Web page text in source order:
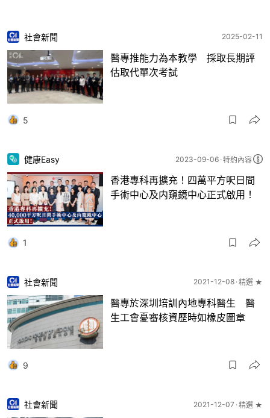
社會新聞 2025-02-11
醫專推能力為本教學 採取長期評
估取代單次考試
5
健康Easy 2023-09-06 特約內容
香港專科再擴充！四萬平方呎日間
手術中心及内窺鏡中心正式啟用！
1
社會新聞 2021-12-08 精選 ★
醫專於深圳培訓內地專科醫生 醫
生工會憂審核資歷時如橡皮圖章
9
社會新聞 2021-12-07 精選 ★